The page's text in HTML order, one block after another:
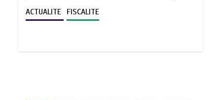
ACTUALITE FISCALITE